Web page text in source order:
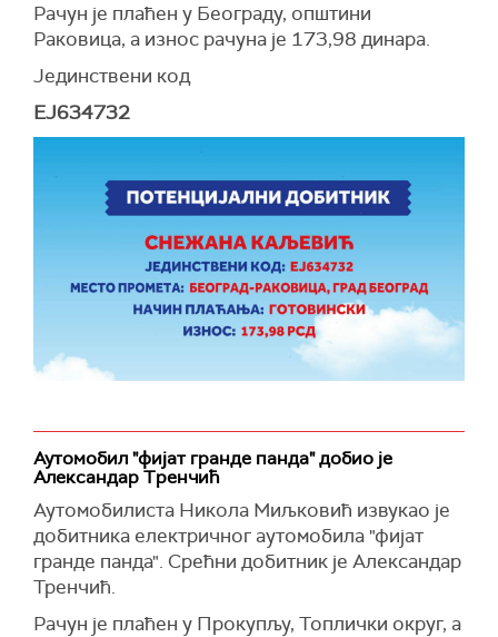
Рачун је плаћен у Београду, општини
Раковица, а износ рачуна је 173,98 динара.
Јединствени код
EJ634732
Аутомобил "фијат гранде панда" добио је
Александар Тренчић
Аутомобилиста Никола Миљковић извукао је
добитника електричног аутомобила "фијат
гранде панда". Срећни добитник је Александар
Тренчић.
Рачун је плаћен у Прокупљу, Топлички округ, а